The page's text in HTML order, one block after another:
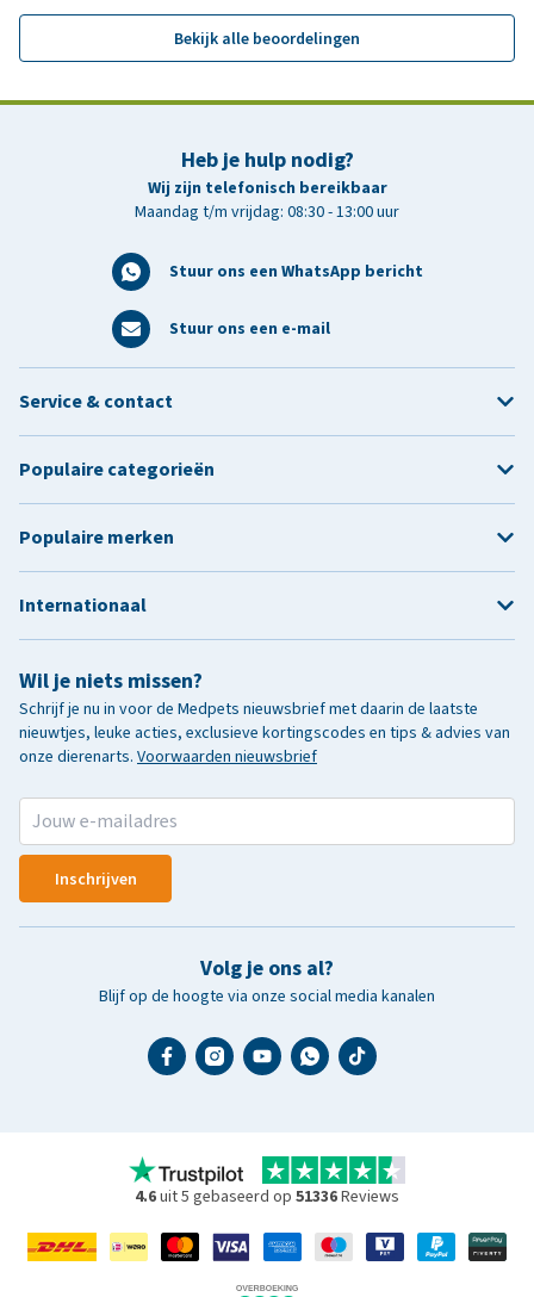
Bekijk alle beoordelingen
Heb je hulp nodig?
Wij zijn telefonisch bereikbaar
Maandag t/m vrijdag: 08:30 - 13:00 uur
Stuur ons een WhatsApp bericht
Stuur ons een e-mail
Wil je niets missen?
Schrijf je nu in voor de Medpets nieuwsbrief met daarin de laatste
nieuwtjes, leuke acties, exclusieve kortingscodes en tips & advies van
onze dierenarts. Voorwaarden nieuwsbrief
Inschrijven
Volg je ons al?
Blijf op de hoogte via onze social media kanalen
Service & contact
Populaire categorieën
Populaire merken
Internationaal
4.6uit 5 gebaseerd op 51336Reviews